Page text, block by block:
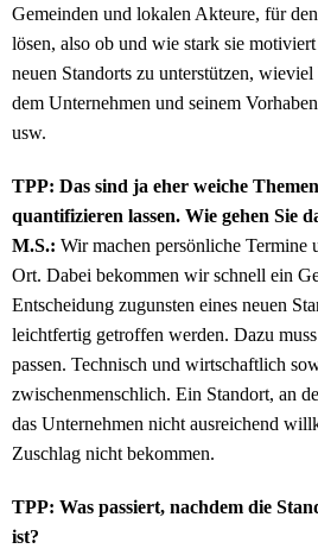
Gemeinden und lokalen Akteure, für
lösen, also ob und wie stark sie
neuen Standorts zu unterstützen,
dem Unternehmen und seinem
usw.
TPP: Das sind ja eher weiche
quantifizieren lassen. Wie gehen Sie
M.S.: Wir machen persönliche Termine
Ort. Dabei bekommen wir schnell ein
Entscheidung zugunsten eines neuen
leichtfertig getroffen werden. Dazu
passen. Technisch und wirtschaftlich
zwischenmenschlich. Ein Standort, an
das Unternehmen nicht ausreichend
Zuschlag nicht bekommen.
TPP: Was passiert, nachdem die
ist?